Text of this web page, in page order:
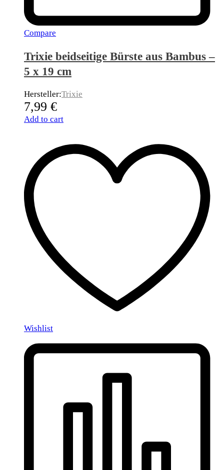
Compare
Trixie beidseitige Bürste aus Bambus –
5 x 19 cm
Hersteller:Trixie
7,99 €
Add to cart
Wishlist